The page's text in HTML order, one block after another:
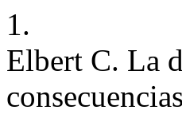
1.
Elbert C. La